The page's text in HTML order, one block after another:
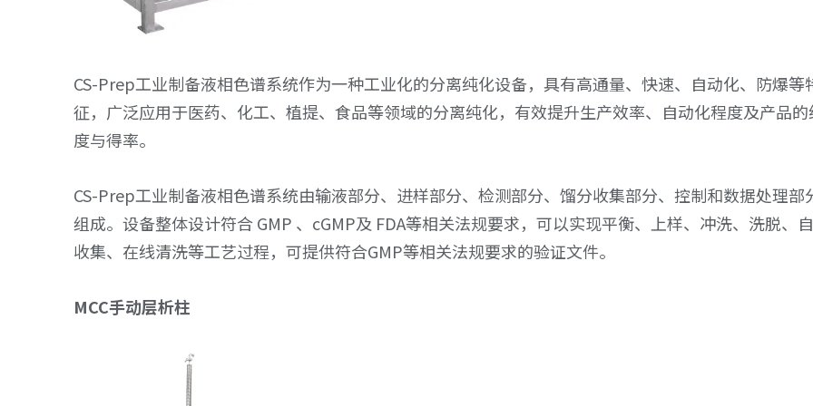
CS-Prep工业制备液相色谱系统作为一种工业化的分离纯化设备，具有高通量、快速、自动化、防爆等
征，广泛应用于医药、化工、植提、食品等领域的分离纯化，有效提升生产效率、自动化程度及产品的
度与得率。
CS-Prep工业制备液相色谱系统由输液部分、进样部分、检测部分、馏分收集部分、控制和数据处理部
组成。设备整体设计符合 GMP 、cGMP及 FDA等相关法规要求，可以实现平衡、上样、冲洗、洗脱、
收集、在线清洗等工艺过程，可提供符合GMP等相关法规要求的验证文件。
MCC手动层析柱